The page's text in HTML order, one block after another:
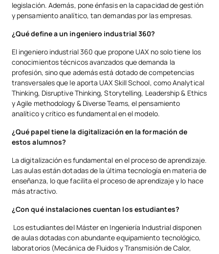
legislación. Además, pone énfasis en la capacidad de gestión
y pensamiento analítico, tan demandas por las empresas.
¿Qué define a un ingeniero industrial 360?
El ingeniero industrial 360 que propone UAX no solo tiene los
conocimientos técnicos avanzados que demanda la
profesión, sino que además está dotado de competencias
transversales que le aporta UAX Skill School, como Analytical
Thinking, Disruptive Thinking, Storytelling, Leadership & Ethics
y Agile methodology & Diverse Teams, el pensamiento
analítico y crítico es fundamental en el modelo.
¿Qué papel tiene la digitalización en la formación de
estos alumnos?
La digitalización es fundamental en el proceso de aprendizaje.
Las aulas están dotadas de la última tecnología en materia de
enseñanza, lo que facilita el proceso de aprendizaje y lo hace
más atractivo.
¿Con qué instalaciones cuentan los estudiantes?
Los estudiantes del Máster en Ingeniería Industrial disponen
de aulas dotadas con abundante equipamiento tecnológico,
laboratorios (Mecánica de Fluidos y Transmisión de Calor,